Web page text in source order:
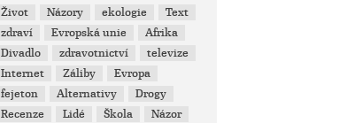
Život
Názory ekologie
Text
zdraví
Evropská unie
Afrika
Divadlo
zdravotnictví
televize
Internet
Záliby
Evropa
fejeton
Alternativy
Drogy
Recenze
Lidé Škola
Názor